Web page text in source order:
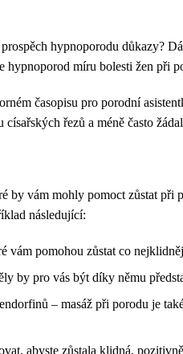
hypnoporodu důkazy?
hypnoporod míru bolesti žen při
časopisu pro porodní
řezů a méně často
by vám mohly pomoct zůstat při
následující:
vám pomohou zůstat co
by pro vás být díky němu
– masáž při porodu je
abyste zůstala klidná,